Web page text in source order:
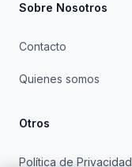
Sobre Nosotros
Contacto
Quienes somos
Otros
Política de Privacidad